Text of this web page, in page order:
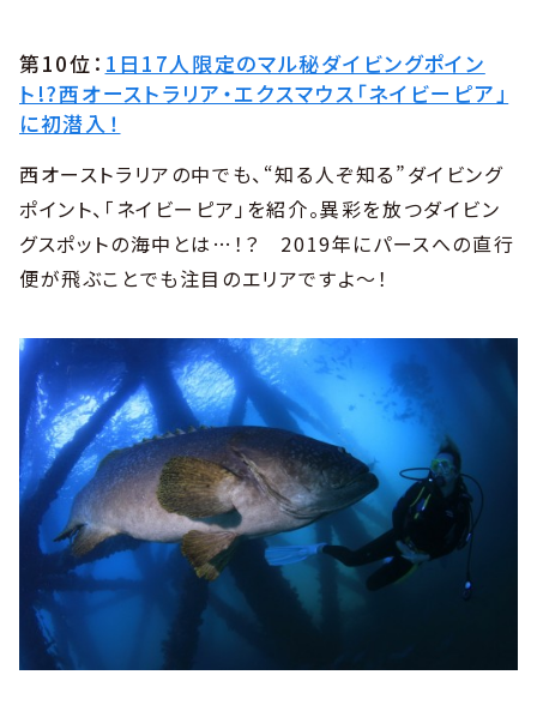
第10位： 1日17人限定のマル秘ダイビングポイン
ト!?西オーストラリア・エクスマウス「ネイビーピア」
に初潜入！
西オーストラリアの中でも、“知る人ぞ知る”ダイビング
ポイント、「ネイビーピア」を紹介。異彩を放つダイビン
グスポットの海中とは…！？ 2019年にパースへの直行
便が飛ぶことでも注目のエリアですよ～！